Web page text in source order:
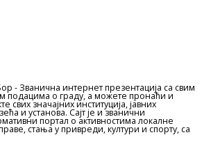
- Званична интернет презентација са свим
подацима о граду, а можете пронаћи и
свих значајних институција, јавних
и установа. Сајт је и званични
портал о активностима локалне
стања у привреди, култури и спорту, са